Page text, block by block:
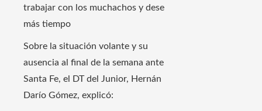
trabajar con los muchachos y dese
más tiempo
Sobre la situación volante y su
ausencia al final de la semana ante
Santa Fe, el DT del Junior, Hernán
Darío Gómez, explicó: